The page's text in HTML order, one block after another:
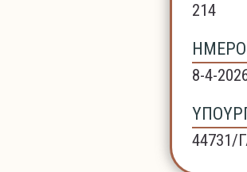
214
8-4-
44731/